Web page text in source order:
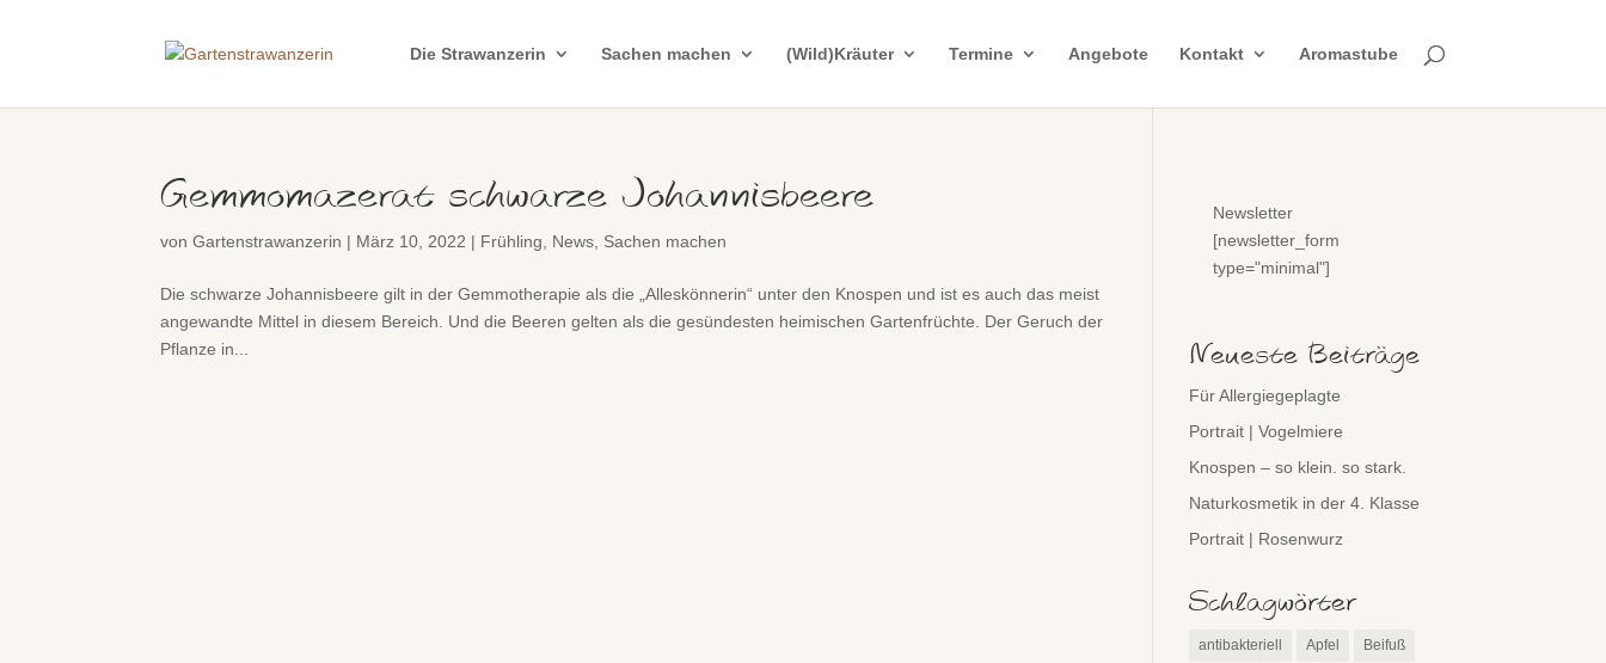
Die Strawanzerin Sachen machen (Wild)Kräuter Termine Angebote Kontakt Aromastube
Gemmomazerat schwarze Johannisbeere
vonGartenstrawanzerin | März 10, 2022 | Frühling News Sachen machen
Die schwarze Johannisbeere gilt in der Gemmotherapie als die „Alleskönnerin“ unter den Knospen und ist es auch das meist
angewandte Mittel in diesem Bereich. Und die Beeren gelten als die gesündesten heimischen Gartenfrüchte. Der Geruch der
Pflanze in...
Newsletter
[newsletter_form
type="minimal"]
Neueste Beiträge
Für Allergiegeplagte
Portrait | Vogelmiere
Knospen – so klein. so stark.
Naturkosmetik in der 4. Klasse
Portrait | Rosenwurz
Schlagwörter
antibakteriell Apfel Beifuß